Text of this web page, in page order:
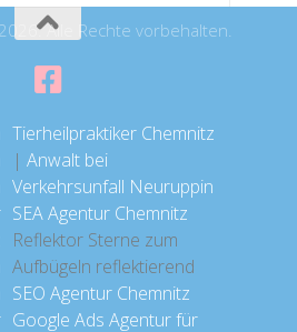
Alle Rechte vorbehalten.
Tierheilpraktiker Chemnitz
|Anwalt bei
Verkehrsunfall Neuruppin
SEA Agentur Chemnitz
Reflektor Sterne zum
Aufbügeln reflektierend
SEO Agentur Chemnitz
Google Ads Agentur für